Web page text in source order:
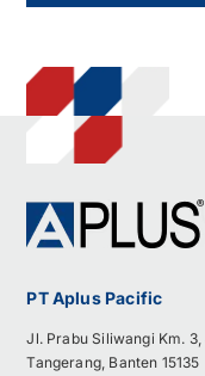
PT Aplus Pacific
Jl. Prabu Siliwangi Km.
Tangerang, Banten 15135